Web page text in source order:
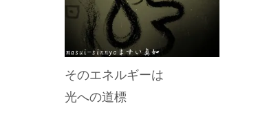
そのエネルギーは
光への道標